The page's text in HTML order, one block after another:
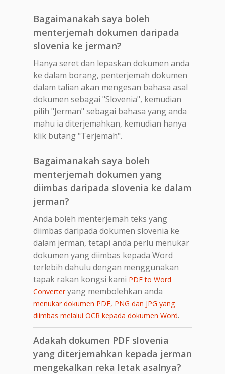
Bagaimanakah saya boleh
menterjemah dokumen daripada
slovenia ke jerman?
Hanya seret dan lepaskan dokumen anda
ke dalam borang, penterjemah dokumen
dalam talian akan mengesan bahasa asal
dokumen sebagai "Slovenia", kemudian
pilih "Jerman" sebagai bahasa yang anda
mahu ia diterjemahkan, kemudian hanya
klik butang "Terjemah".
Bagaimanakah saya boleh
menterjemah dokumen yang
diimbas daripada slovenia ke dalam
jerman?
Anda boleh menterjemah teks yang
diimbas daripada dokumen slovenia ke
dalam jerman, tetapi anda perlu menukar
dokumen yang diimbas kepada Word
terlebih dahulu dengan menggunakan
tapak rakan kongsi kami PDF to Word
Converteryang membolehkan anda
menukar dokumen PDF, PNG dan JPG yang
diimbas melalui OCR kepada dokumen Word.
Adakah dokumen PDF slovenia
yang diterjemahkan kepada jerman
mengekalkan reka letak asalnya?